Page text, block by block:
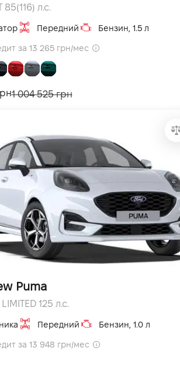
85(116) л.с.
Передний Бензин, 1.5 л
за 13 265 грн/мес
1 004 525 грн
Puma
125 л.с.
Передний Бензин, 1.0 л
за 13 948 грн/мес